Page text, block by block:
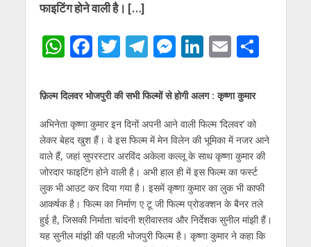
फाइटिंग होने वाली है। […]
W
at
A
p
p
F
e
o
o
k
T
itt
er
T
e
gr
a
m
M
ss
e
n
g
er
Li
k
e
dI
n
E
ai
S
फ़िल्म दिलवर भोजपुरी की सभी फिल्मों से होगी अलग : कृष्णा कुमार
अभिनेता कृष्‍णा कुमार इन दिनों अपनी आने वाली फिल्‍म ‘दिलवर’ को
लेकर बेहद खुश हैं। वे इस फिल्‍म में मेन विलेन की भूमिका में नजर आने
वाले हैं, जहां सुपरस्‍टार अरविंद अकेला कल्‍लू के साथ कृष्‍णा कुमार की
जोरदार फाइटिंग होने वाली है। अभी हाल ही में इस फिल्‍म का फर्स्‍ट
लुक भी आउट कर दिया गया है। इसमें कृष्‍णा कुमार का लुक भी काफी
आकर्षक है। फिल्‍म का निर्माण ए टू जी फिल्म प्रोडक्शन के बैनर तले
हुई है, जिसकी निर्माता चांदनी श्रीवास्‍तव और निर्देशक सुनील मांझी हैं।
यह सुनील मांझी की पहली भोजपुरी फिल्‍म है। कृष्णा कुमार ने कहा कि